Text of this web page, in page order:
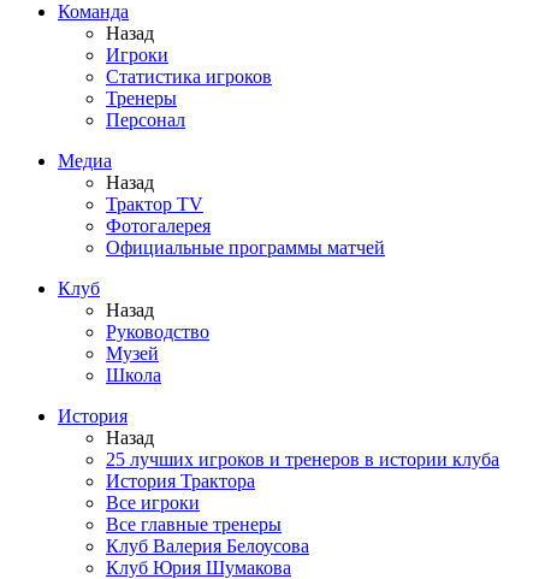
Команда
Назад
Игроки
Статистика игроков
Тренеры
Персонал
Медиа
Назад
Трактор TV
Фотогалерея
Официальные программы матчей
Клуб
Назад
Руководство
Музей
Школа
История
Назад
25 лучших игроков и тренеров в истории клуба
История Трактора
Все игроки
Все главные тренеры
Клуб Валерия Белоусова
Клуб Юрия Шумакова